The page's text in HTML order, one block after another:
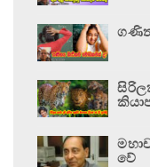
වේ